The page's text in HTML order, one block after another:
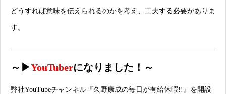
どうすれば意味を伝えられるのかを考え、工夫する必要がありま
す。
～▶YouTuberになりました！～
弊社YouTubeチャンネル 『久野康成の毎日が有給休暇!!』 を開設